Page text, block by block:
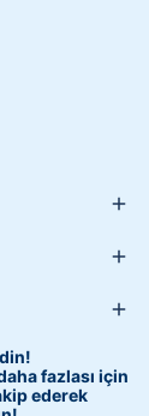
fazlası için
ederek